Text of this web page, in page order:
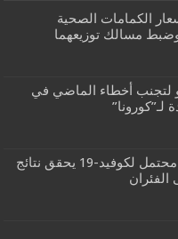
الكمامات الصحية
مسالك توزيعهما
لتجنب أخطاء الماضي في
لـ”كورونا”
علماء أمريكيون: لقاح محتمل لكوفيد-19 يحقق نتائج